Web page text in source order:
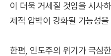
이 더욱 거세질 것임을 시사
제적 압박이 강화될 가능성
한편, 인도주의 위기가 극심